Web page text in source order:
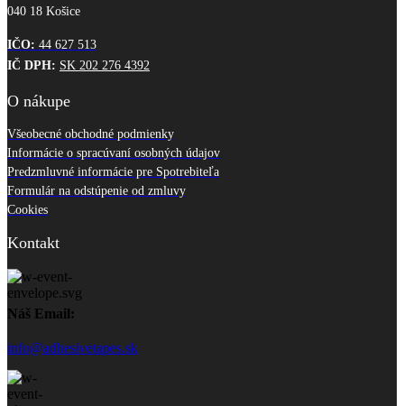
040 18 Košice
IČO: 44 627 513
IČ DPH: SK 202 276 4392
O nákupe
Všeobecné obchodné podmienky
Informácie o spracúvaní osobných údajov
Predzmluvné informácie pre Spotrebiteľa
Formulár na odstúpenie od zmluvy
Cookies
Kontakt
Náš Email:
info@adhesivetapes.sk